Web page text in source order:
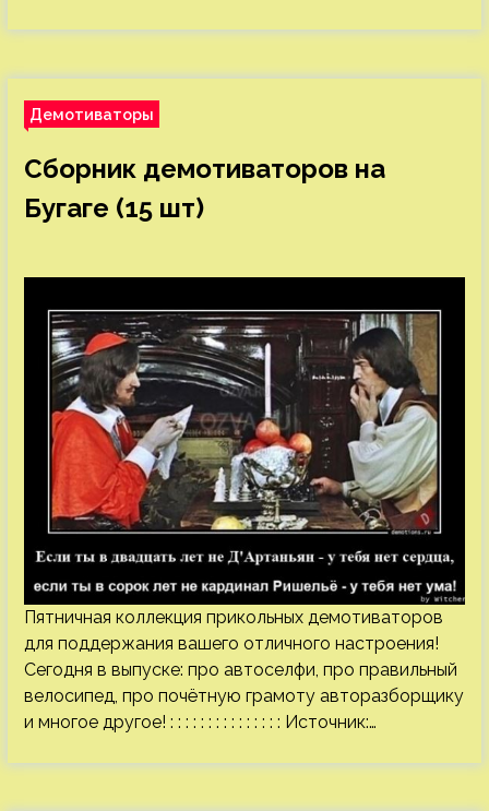
Демотиваторы
Сборник демотиваторов на
Бугаге (15 шт)
Пятничная коллекция прикольных демотиваторов
для поддержания вашего отличного настроения!
Сегодня в выпуске: про автоселфи, про правильный
велосипед, про почётную грамоту авторазборщику
и многое другое! : : : : : : : : : : : : : : : Источник:…